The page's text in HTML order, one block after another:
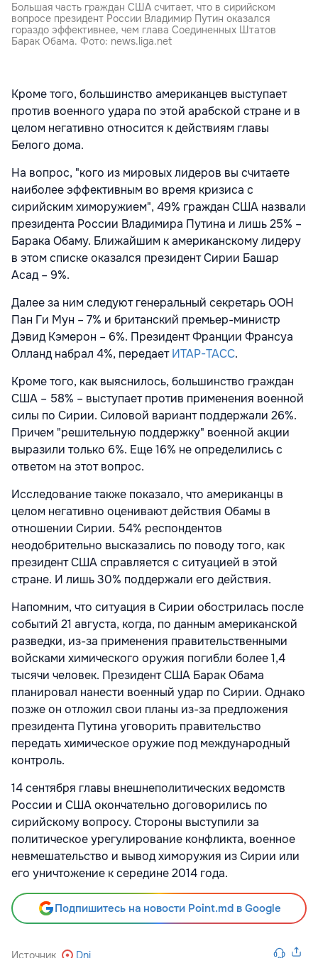
Большая часть граждан США считает, что в сирийском
вопросе президент России Владимир Путин оказался
гораздо эффективнее, чем глава Соединенных Штатов
Барак Обама. Фото: news.liga.net
Кроме того, большинство американцев выступает
против военного удара по этой арабской стране и в
целом негативно относится к действиям главы
Белого дома.
На вопрос, "кого из мировых лидеров вы считаете
наиболее эффективным во время кризиса с
сирийским химоружием", 49% граждан США назвали
президента России Владимира Путина и лишь 25% –
Барака Обаму. Ближайшим к американскому лидеру
в этом списке оказался президент Сирии Башар
Асад – 9%.
Далее за ним следуют генеральный секретарь ООН
Пан Ги Мун – 7% и британский премьер-министр
Дэвид Кэмерон – 6%. Президент Франции Франсуа
Олланд набрал 4%, передаетИТАР-ТАСС.
Кроме того, как выяснилось, большинство граждан
США – 58% – выступает против применения военной
силы по Сирии. Силовой вариант поддержали 26%.
Причем "решительную поддержку" военной акции
выразили только 6%. Еще 16% не определились с
ответом на этот вопрос.
Исследование также показало, что американцы в
целом негативно оценивают действия Обамы в
отношении Сирии. 54% респондентов
неодобрительно высказались по поводу того, как
президент США справляется с ситуацией в этой
стране. И лишь 30% поддержали его действия.
Напомним, что ситуация в Сирии обострилась после
событий 21 августа, когда, по данным американской
разведки, из-за применения правительственными
войсками химического оружия погибли более 1,4
тысячи человек. Президент США Барак Обама
планировал нанести военный удар по Сирии. Однако
позже он отложил свои планы из-за предложения
президента Путина уговорить правительство
передать химическое оружие под международный
контроль.
14 сентября главы внешнеполитических ведомств
России и США окончательно договорились по
сирийскому вопросу. Стороны выступили за
политическое урегулирование конфликта, военное
невмешательство и вывод химоружия из Сирии или
его уничтожение к середине 2014 года.
Подпишитесь на новости Point.md в Google
Источник Dni